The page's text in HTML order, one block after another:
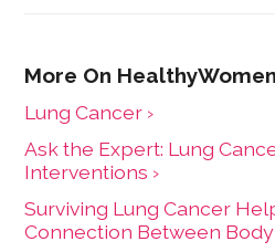
Lung Cancer ›
Ask the Expert: Lung
Interventions ›
Surviving Lung Cancer
Connection Between Body